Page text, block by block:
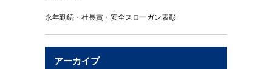
永年勤続・社長賞・安全スローガン表彰
アーカイブ